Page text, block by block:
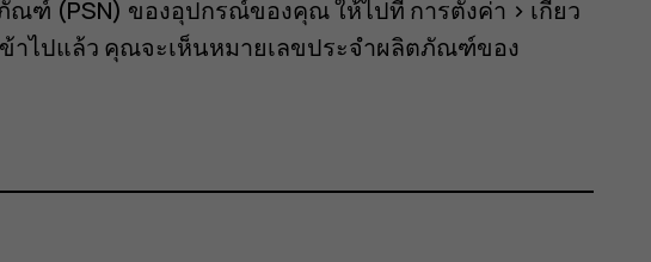
ณฑ์ (PSN) ของอุปกรณ์ของคุณ ให้ไปที่ การตั้งค่า > เกี่ยว
ข้าไปแล้ว คุณจะเห็นหมายเลขประจำผลิตภัณฑ์ของ